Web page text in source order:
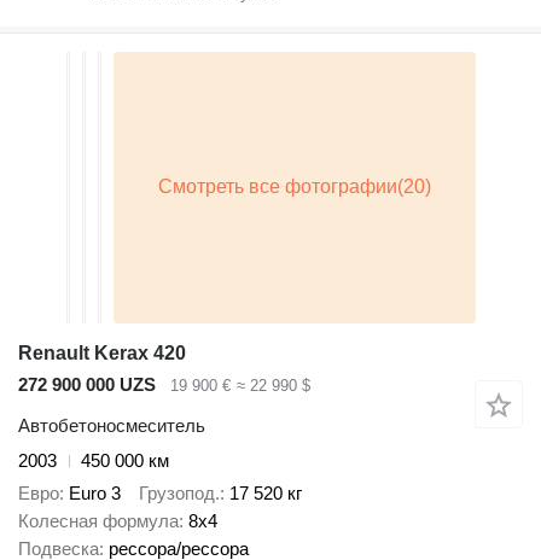
Renault Kerax 420
272 900 000 UZS
19 900 € ≈ 22 990 $
Автобетоносмеситель
2003
450 000 км
Евро Euro 3 Грузопод. 17 520 кг
Колесная формула 8x4
Подвеска рессора/рессора